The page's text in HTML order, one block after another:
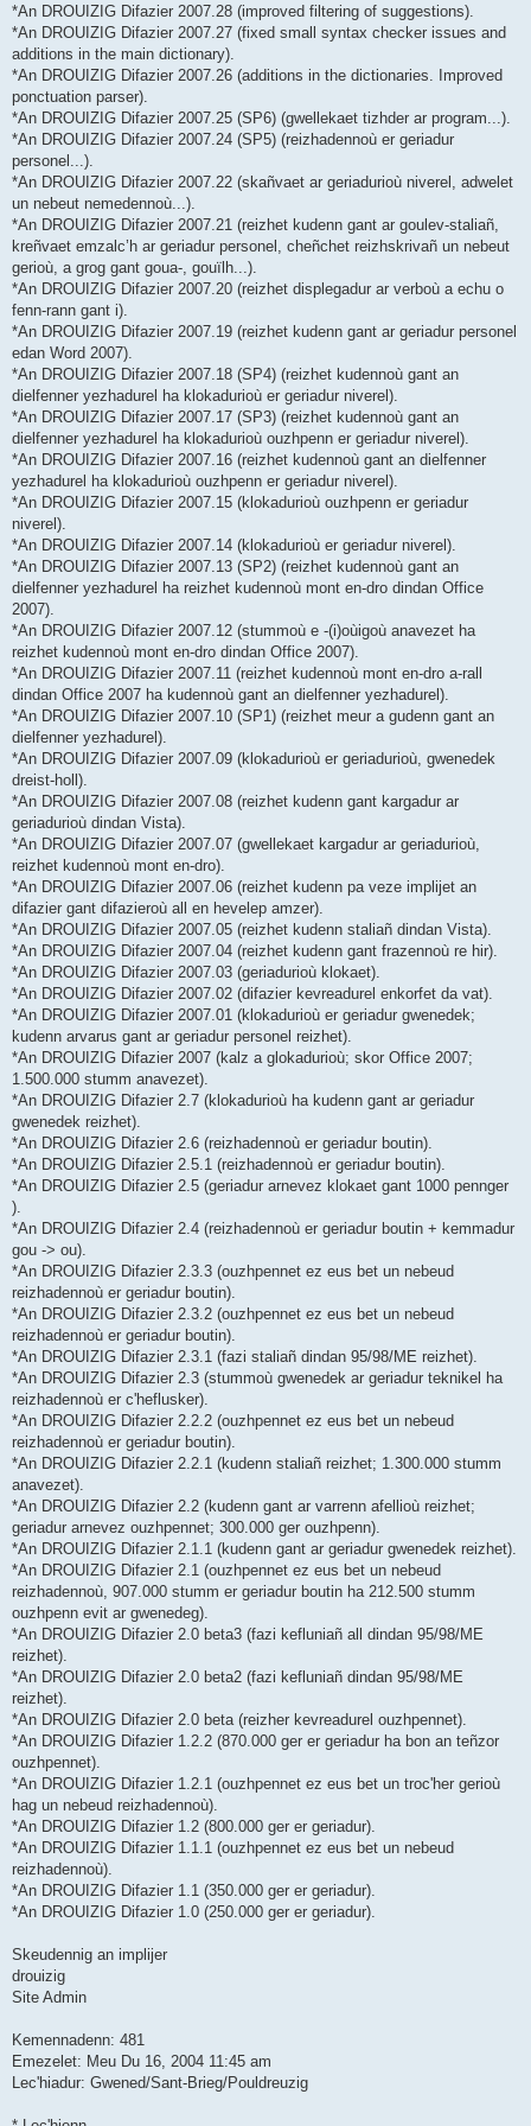
*An DROUIZIG Difazier 2007.28 (improved filtering of suggestions).
*An DROUIZIG Difazier 2007.27 (fixed small syntax checker issues and
additions in the main dictionary).
*An DROUIZIG Difazier 2007.26 (additions in the dictionaries. Improved
ponctuation parser).
*An DROUIZIG Difazier 2007.25 (SP6) (gwellekaet tizhder ar program...).
*An DROUIZIG Difazier 2007.24 (SP5) (reizhadennoù er geriadur
personel...).
*An DROUIZIG Difazier 2007.22 (skañvaet ar geriadurioù niverel, adwelet
un nebeut nemedennoù...).
*An DROUIZIG Difazier 2007.21 (reizhet kudenn gant ar goulev-staliañ,
kreñvaet emzalc’h ar geriadur personel, cheñchet reizhskrivañ un nebeut
gerioù, a grog gant goua-, gouïlh...).
*An DROUIZIG Difazier 2007.20 (reizhet displegadur ar verboù a echu o
fenn-rann gant i).
*An DROUIZIG Difazier 2007.19 (reizhet kudenn gant ar geriadur personel
edan Word 2007).
*An DROUIZIG Difazier 2007.18 (SP4) (reizhet kudennoù gant an
dielfenner yezhadurel ha klokadurioù er geriadur niverel).
*An DROUIZIG Difazier 2007.17 (SP3) (reizhet kudennoù gant an
dielfenner yezhadurel ha klokadurioù ouzhpenn er geriadur niverel).
*An DROUIZIG Difazier 2007.16 (reizhet kudennoù gant an dielfenner
yezhadurel ha klokadurioù ouzhpenn er geriadur niverel).
*An DROUIZIG Difazier 2007.15 (klokadurioù ouzhpenn er geriadur
niverel).
*An DROUIZIG Difazier 2007.14 (klokadurioù er geriadur niverel).
*An DROUIZIG Difazier 2007.13 (SP2) (reizhet kudennoù gant an
dielfenner yezhadurel ha reizhet kudennoù mont en-dro dindan Office
2007).
*An DROUIZIG Difazier 2007.12 (stummoù e -(i)oùigoù anavezet ha
reizhet kudennoù mont en-dro dindan Office 2007).
*An DROUIZIG Difazier 2007.11 (reizhet kudennoù mont en-dro a-rall
dindan Office 2007 ha kudennoù gant an dielfenner yezhadurel).
*An DROUIZIG Difazier 2007.10 (SP1) (reizhet meur a gudenn gant an
dielfenner yezhadurel).
*An DROUIZIG Difazier 2007.09 (klokadurioù er geriadurioù, gwenedek
dreist-holl).
*An DROUIZIG Difazier 2007.08 (reizhet kudenn gant kargadur ar
geriadurioù dindan Vista).
*An DROUIZIG Difazier 2007.07 (gwellekaet kargadur ar geriadurioù,
reizhet kudennoù mont en-dro).
*An DROUIZIG Difazier 2007.06 (reizhet kudenn pa veze implijet an
difazier gant difazieroù all en hevelep amzer).
*An DROUIZIG Difazier 2007.05 (reizhet kudenn staliañ dindan Vista).
*An DROUIZIG Difazier 2007.04 (reizhet kudenn gant frazennoù re hir).
*An DROUIZIG Difazier 2007.03 (geriadurioù klokaet).
*An DROUIZIG Difazier 2007.02 (difazier kevreadurel enkorfet da vat).
*An DROUIZIG Difazier 2007.01 (klokadurioù er geriadur gwenedek;
kudenn arvarus gant ar geriadur personel reizhet).
*An DROUIZIG Difazier 2007 (kalz a glokadurioù; skor Office 2007;
1.500.000 stumm anavezet).
*An DROUIZIG Difazier 2.7 (klokadurioù ha kudenn gant ar geriadur
gwenedek reizhet).
*An DROUIZIG Difazier 2.6 (reizhadennoù er geriadur boutin).
*An DROUIZIG Difazier 2.5.1 (reizhadennoù er geriadur boutin).
*An DROUIZIG Difazier 2.5 (geriadur arnevez klokaet gant 1000 pennger
).
*An DROUIZIG Difazier 2.4 (reizhadennoù er geriadur boutin + kemmadur
gou -> ou).
*An DROUIZIG Difazier 2.3.3 (ouzhpennet ez eus bet un nebeud
reizhadennoù er geriadur boutin).
*An DROUIZIG Difazier 2.3.2 (ouzhpennet ez eus bet un nebeud
reizhadennoù er geriadur boutin).
*An DROUIZIG Difazier 2.3.1 (fazi staliañ dindan 95/98/ME reizhet).
*An DROUIZIG Difazier 2.3 (stummoù gwenedek ar geriadur teknikel ha
reizhadennoù er c'heflusker).
*An DROUIZIG Difazier 2.2.2 (ouzhpennet ez eus bet un nebeud
reizhadennoù er geriadur boutin).
*An DROUIZIG Difazier 2.2.1 (kudenn staliañ reizhet; 1.300.000 stumm
anavezet).
*An DROUIZIG Difazier 2.2 (kudenn gant ar varrenn afellioù reizhet;
geriadur arnevez ouzhpennet; 300.000 ger ouzhpenn).
*An DROUIZIG Difazier 2.1.1 (kudenn gant ar geriadur gwenedek reizhet).
*An DROUIZIG Difazier 2.1 (ouzhpennet ez eus bet un nebeud
reizhadennoù, 907.000 stumm er geriadur boutin ha 212.500 stumm
ouzhpenn evit ar gwenedeg).
*An DROUIZIG Difazier 2.0 beta3 (fazi kefluniañ all dindan 95/98/ME
reizhet).
*An DROUIZIG Difazier 2.0 beta2 (fazi kefluniañ dindan 95/98/ME
reizhet).
*An DROUIZIG Difazier 2.0 beta (reizher kevreadurel ouzhpennet).
*An DROUIZIG Difazier 1.2.2 (870.000 ger er geriadur ha bon an teñzor
ouzhpennet).
*An DROUIZIG Difazier 1.2.1 (ouzhpennet ez eus bet un troc'her gerioù
hag un nebeud reizhadennoù).
*An DROUIZIG Difazier 1.2 (800.000 ger er geriadur).
*An DROUIZIG Difazier 1.1.1 (ouzhpennet ez eus bet un nebeud
reizhadennoù).
*An DROUIZIG Difazier 1.1 (350.000 ger er geriadur).
*An DROUIZIG Difazier 1.0 (250.000 ger er geriadur).
Skeudennig an implijer
drouizig
Site Admin
Kemennadenn: 481
Emezelet: Meu Du 16, 2004 11:45 am
Lec'hiadur: Gwened/Sant-Brieg/Pouldreuzig